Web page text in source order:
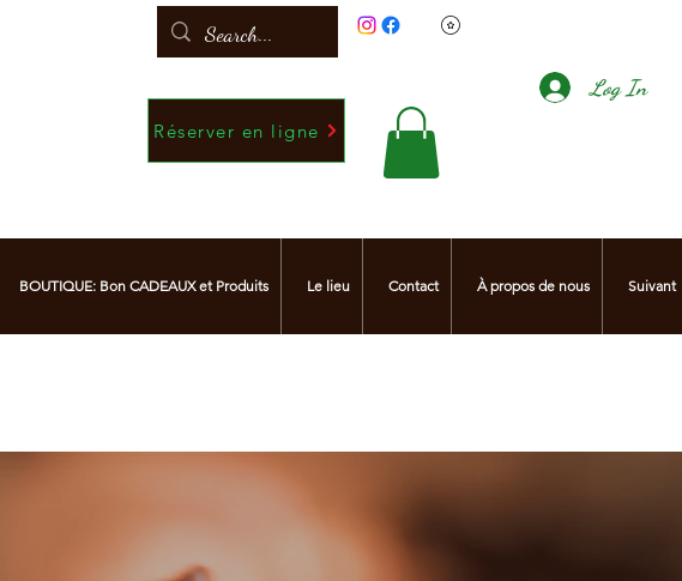
Log In
Réserver en ligne
BOUTIQUE: Bon CADEAUX et Produits Le lieu Contact À propos de nous Suivant